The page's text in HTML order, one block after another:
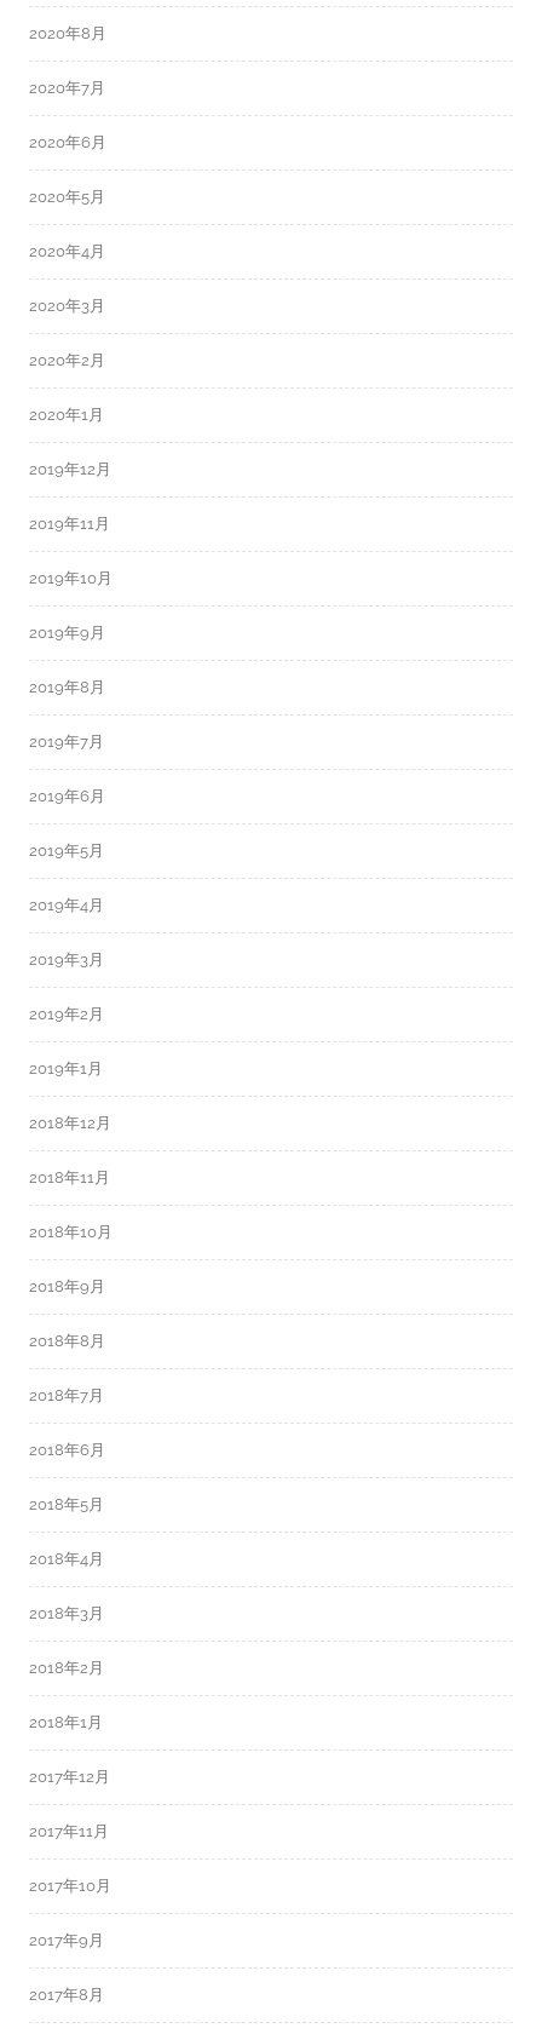
2020年8月
2020年7月
2020年6月
2020年5月
2020年4月
2020年3月
2020年2月
2020年1月
2019年12月
2019年11月
2019年10月
2019年9月
2019年8月
2019年7月
2019年6月
2019年5月
2019年4月
2019年3月
2019年2月
2019年1月
2018年12月
2018年11月
2018年10月
2018年9月
2018年8月
2018年7月
2018年6月
2018年5月
2018年4月
2018年3月
2018年2月
2018年1月
2017年12月
2017年11月
2017年10月
2017年9月
2017年8月